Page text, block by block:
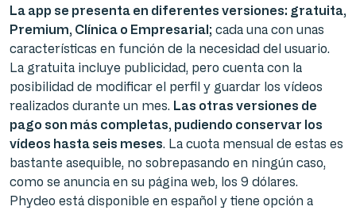
La app se presenta en diferentes versiones: gratuita,
Premium, Clínica o Empresarial; cada una con unas
características en función de la necesidad del usuario.
La gratuita incluye publicidad, pero cuenta con la
posibilidad de modificar el perfil y guardar los vídeos
realizados durante un mes. Las otras versiones de
pago son más completas, pudiendo conservar los
vídeos hasta seis meses. La cuota mensual de estas es
bastante asequible, no sobrepasando en ningún caso,
como se anuncia en su página web, los 9 dólares.
Phydeo está disponible en español y tiene opción a